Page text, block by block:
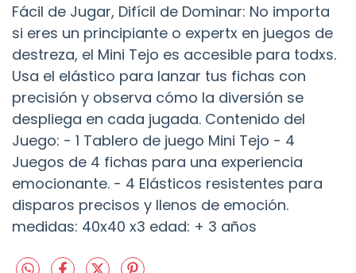
Fácil de Jugar, Difícil de Dominar: No importa
si eres un principiante o expertx en juegos de
destreza, el Mini Tejo es accesible para todxs.
Usa el elástico para lanzar tus fichas con
precisión y observa cómo la diversión se
despliega en cada jugada. Contenido del
Juego: - 1 Tablero de juego Mini Tejo - 4
Juegos de 4 fichas para una experiencia
emocionante. - 4 Elásticos resistentes para
disparos precisos y llenos de emoción.
medidas: 40x40 x3 edad: + 3 años